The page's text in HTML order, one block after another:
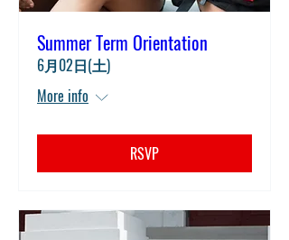
Summer Term Orientation
6月02日(土)
More info
RSVP